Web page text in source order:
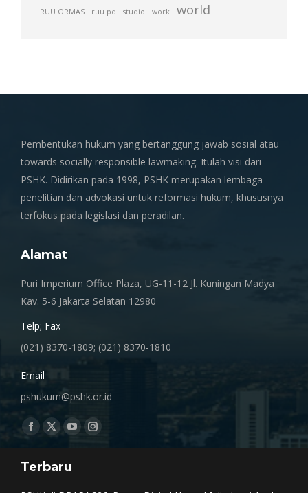
RUU ORMAS ruu pd studio work world
Pembentukan hukum yang bertanggung jawab sosial atau
towards socially responsible lawmaking. Itulah visi dari
PSHK. Didirikan pada 1998, PSHK merupakan lembaga
penelitian dan advokasi untuk reformasi hukum, khususnya
terfokus pada legislasi dan peradilan.
Alamat
Puri Imperium Office Plaza, UG-11-12 Jl. Kuningan Madya
Kav. 5-6 Jakarta Selatan 12980
Telp; Fax
(021) 8370-1809; (021) 8370-1810
Email
pshukum@pshk.or.id
Find us on:
Facebook
opens
X
opens
YouTube
opens
Instagram
Terbaru